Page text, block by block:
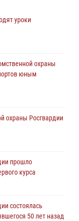
охраны
в розыске
«Ермак»
десантированию
память детей
полугодие
уроки
охраны
юным
охраны Росгвардии
прошло
курса
состоялась
50 лет назад